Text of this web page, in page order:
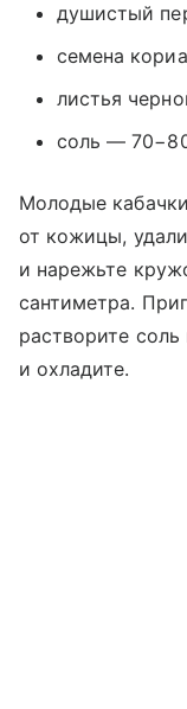
душистый
семена
листья
соль —
Молодые
от кожицы,
и нарежьте
сантиметра.
растворите
и охладите.